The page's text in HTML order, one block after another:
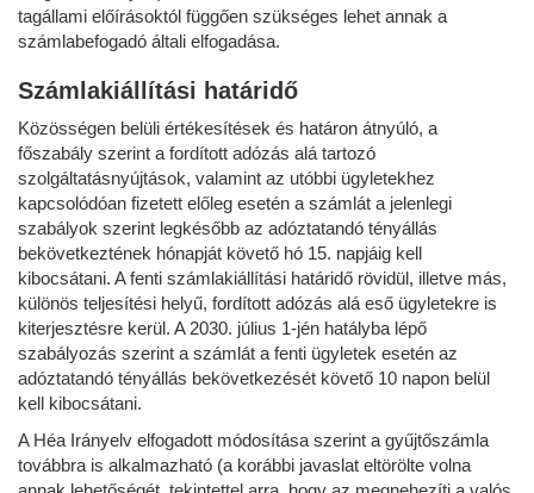
tagállami előírásoktól függően szükséges lehet annak a
számlabefogadó általi elfogadása.
Számlakiállítási határidő
Közösségen belüli értékesítések és határon átnyúló, a
főszabály szerint a fordított adózás alá tartozó
szolgáltatásnyújtások, valamint az utóbbi ügyletekhez
kapcsolódóan fizetett előleg esetén a számlát a jelenlegi
szabályok szerint legkésőbb az adóztatandó tényállás
bekövetkeztének hónapját követő hó 15. napjáig kell
kibocsátani. A fenti számlakiállítási határidő rövidül, illetve más,
különös teljesítési helyű, fordított adózás alá eső ügyletekre is
kiterjesztésre kerül. A 2030. július 1-jén hatályba lépő
szabályozás szerint a számlát a fenti ügyletek esetén az
adóztatandó tényállás bekövetkezését követő 10 napon belül
kell kibocsátani.
A Héa Irányelv elfogadott módosítása szerint a gyűjtőszámla
továbbra is alkalmazható (a korábbi javaslat eltörölte volna